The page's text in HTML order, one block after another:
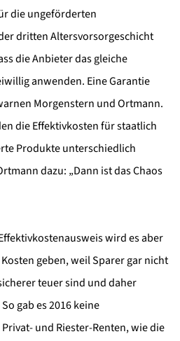
die ungeförderten
dritten Altersvorsorgeschicht
die Anbieter das gleiche
anwenden. Eine Garantie
Morgenstern und Ortmann.
die Effektivkosten für staatlich
Produkte unterschiedlich
dazu: „Dann ist das Chaos
wird es aber
geben, weil Sparer gar nicht
teuer sind und daher
gab es 2016 keine
und Riester-Renten, wie die